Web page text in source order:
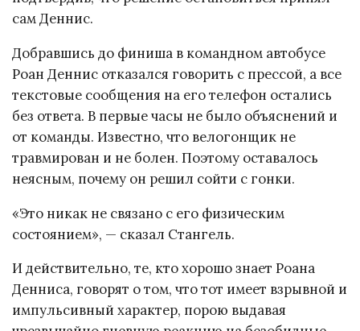
сам Деннис.
Добравшись до финиша в командном автобусе
Роан Деннис отказался говорить с прессой, а все
текстовые сообщения на его телефон остались
без ответа. В первые часы не было объяснений и
от команды. Известно, что велогонщик не
травмирован и не болен. Поэтому оставалось
неясным, почему он решил сойти с гонки.
«Это никак не связано с его физическим
состоянием», — сказал Стангель.
И действительно, те, кто хорошо знает Роана
Денниса, говорят о том, что тот имеет взрывной и
импульсивный характер, порою выдавая